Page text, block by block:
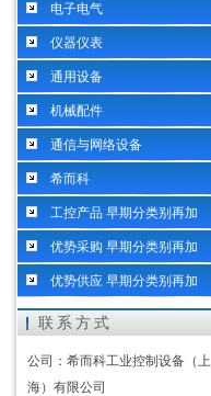
电子电气
仪器仪表
通用设备
机械配件
通信与网络设备
希而科
工控产品 早期分类别再加
优势采购 早期分类别再加
优势供应 早期分类别再加
联系方式
公司：希而科工业控制设备（上
海）有限公司